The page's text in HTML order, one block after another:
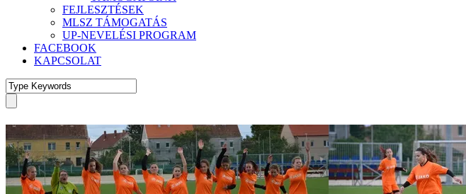
FEJLESZTÉSEK
MLSZ TÁMOGATÁS
UP-NEVELÉSI PROGRAM
FACEBOOK
KAPCSOLAT